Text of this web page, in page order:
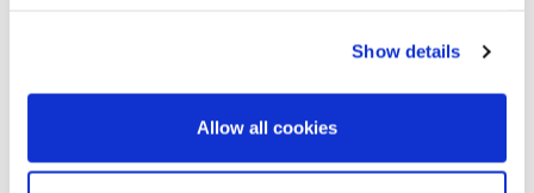
Show details
Allow all cookies
den Nachteil, dass durch Abrasion ständige Verstopfungen und
Infektionen etablieren, die wiederum einen erhöhten Einsatz von
Desinfektionsmitteln erforderten.Diese Probleme konnten durch